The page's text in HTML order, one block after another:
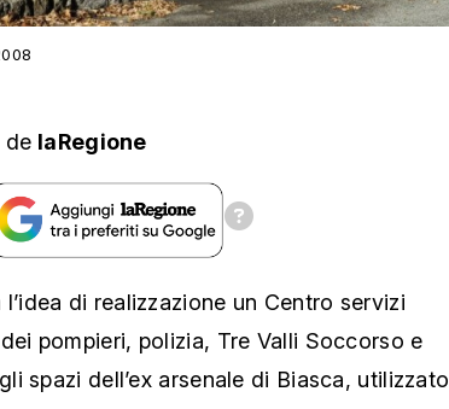
de laRegione
di realizzazione un Centro servizi
pompieri, polizia, Tre Valli Soccorso e
spazi dell’ex arsenale di Biasca, utilizzato